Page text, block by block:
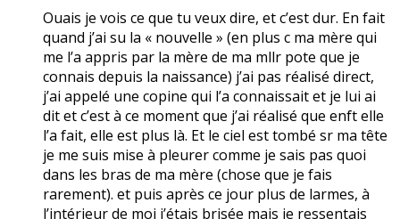
Ouais je vois ce que tu veux dire, et c’est dur. En fait
quand j’ai su la « nouvelle » (en plus c ma mère qui
me l’a appris par la mère de ma mllr pote que je
connais depuis la naissance) j’ai pas réalisé direct,
j’ai appelé une copine qui l’a connaissait et je lui ai
dit et c’est à ce moment que j’ai réalisé que enft elle
l’a fait, elle est plus là. Et le ciel est tombé sr ma tête
je me suis mise à pleurer comme je sais pas quoi
dans les bras de ma mère (chose que je fais
rarement). et puis après ce jour plus de larmes, à
l’intérieur de moi j’étais brisée mais je ressentais